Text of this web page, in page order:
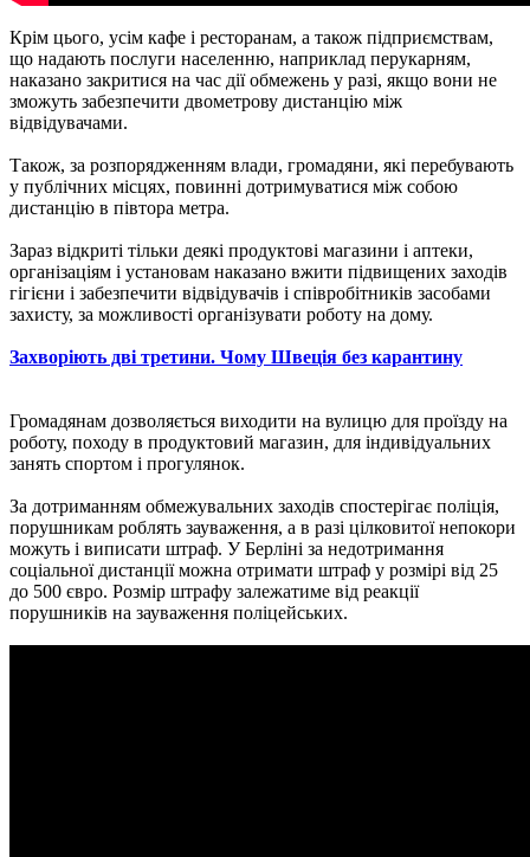
Крім цього, усім кафе і ресторанам, а також підприємствам,
що надають послуги населенню, наприклад перукарням,
наказано закритися на час дії обмежень у разі, якщо вони не
зможуть забезпечити двометрову дистанцію між
відвідувачами.
Також, за розпорядженням влади, громадяни, які перебувають
у публічних місцях, повинні дотримуватися між собою
дистанцію в півтора метра.
Зараз відкриті тільки деякі продуктові магазини і аптеки,
організаціям і установам наказано вжити підвищених заходів
гігієни і забезпечити відвідувачів і співробітників засобами
захисту, за можливості організувати роботу на дому.
Захворіють дві третини. Чому Швеція без карантину
Громадянам дозволяється виходити на вулицю для проїзду на
роботу, походу в продуктовий магазин, для індивідуальних
занять спортом і прогулянок.
За дотриманням обмежувальних заходів спостерігає поліція,
порушникам роблять зауваження, а в разі цілковитої непокори
можуть і виписати штраф. У Берліні за недотримання
соціальної дистанції можна отримати штраф у розмірі від 25
до 500 євро. Розмір штрафу залежатиме від реакції
порушників на зауваження поліцейських.